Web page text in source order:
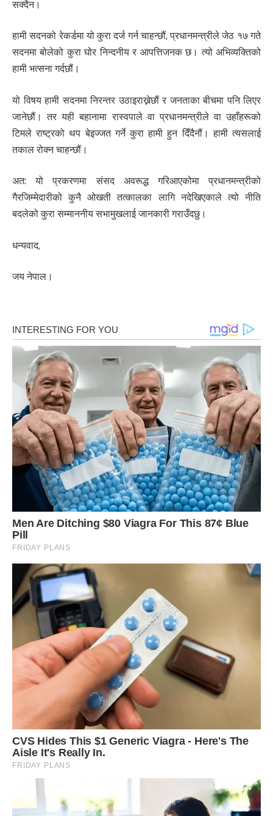
सक्दैन।
हामी सदनको रेकर्डमा यो कुरा दर्ज गर्न चाहन्छौं, प्रधानमन्त्रीले जेठ १७ गते
सदनमा बोलेको कुरा घोर निन्दनीय र आपत्तिजनक छ। त्यो अभिव्यक्तिको
हामी भत्सना गर्दछौं।
यो विषय हामी सदनमा निरन्तर उठाइराख्नेछौं र जनताका बीचमा पनि लिएर
जानेछौं। तर यही बहानामा रास्वपाले वा प्रधानमन्त्रीले वा उहाँहरूको
टिमले राष्ट्रको थप बेइज्जत गर्ने कुरा हामी हुन दिँदैनौं। हामी त्यसलाई
तकाल रोक्न चाहन्छौं।
अत: यो प्रकरणमा संसद अवरूद्ध गरिआएकोमा प्रधानमन्त्रीको
गैरजिम्मेदारीको कुनै ओखती तत्कालका लागि नदेखिएकाले त्यो नीति
बदलेको कुरा सम्माननीय सभामुखलाई जानकारी गराउँदछु।
धन्यवाद,
जय नेपाल।